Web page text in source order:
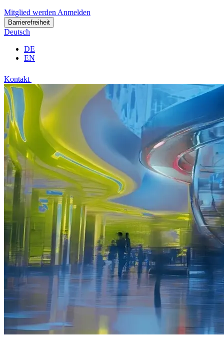
Mitglied werden Anmelden
Barrierefreiheit
Deutsch
DE
EN
Kontakt